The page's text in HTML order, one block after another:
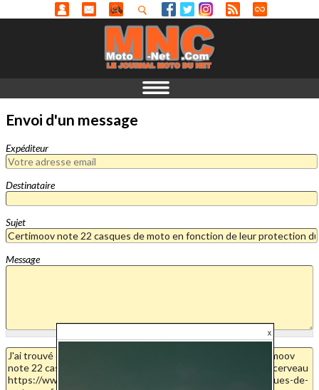
Envoi d'un message
Expéditeur
Destinataire
Sujet
Message